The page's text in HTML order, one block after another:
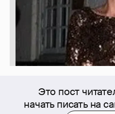
Это пост
начать писать на